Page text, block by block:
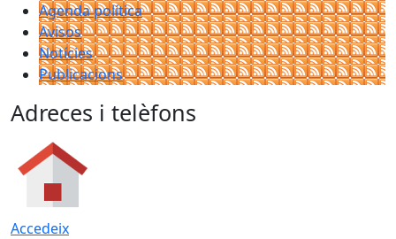
Agenda política
Avisos
Notícies
Publicacions
Adreces i telèfons
Accedeix